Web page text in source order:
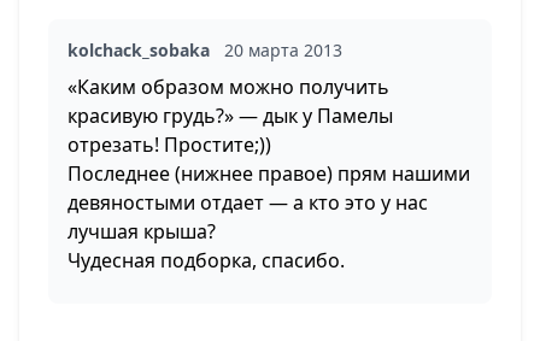
kolchack_sobaka 20 марта 2013
«Каким образом можно получить
красивую грудь?» — дык у Памелы
отрезать! Простите;))
Последнее (нижнее правое) прям нашими
девяностыми отдает — а кто это у нас
лучшая крыша?
Чудесная подборка, спасибо.